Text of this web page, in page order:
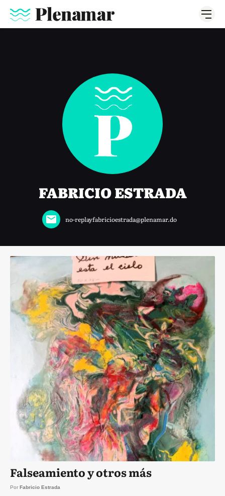
FABRICIO ESTRADA
no-replayfabricioestrada@plenamar.do
Falseamiento y otros más
Por Fabricio Estrada